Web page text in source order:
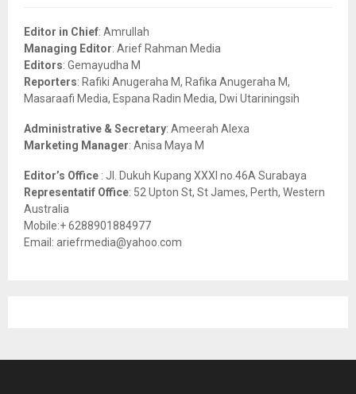
o
r
:
Editor in Chief: Amrullah
Managing Editor: Arief Rahman Media
Editors: Gemayudha M
Reporters: Rafiki Anugeraha M, Rafika Anugeraha M,
Masaraafi Media, Espana Radin Media, Dwi Utariningsih
Administrative & Secretary: Ameerah Alexa
Marketing Manager: Anisa Maya M
Editor’s Office : Jl. Dukuh Kupang XXXI no.46A Surabaya
Representatif Office: 52 Upton St, St James, Perth, Western
Australia
Mobile:+ 6288901884977
Email: ariefrmedia@yahoo.com